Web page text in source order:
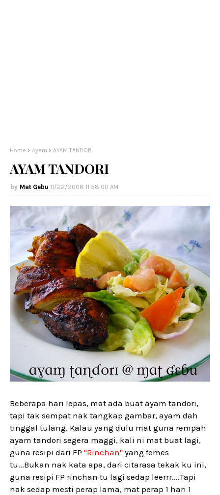
Home Ayam AYAM TANDORI
AYAM TANDORI
Mat Gebu 11/22/2008 11:58:00 AM
Beberapa hari lepas, mat ada buat ayam tandori,
tapi tak sempat nak tangkap gambar, ayam dah
tinggal tulang. Kalau yang dulu mat guna rempah
ayam tandori segera maggi, kali ni mat buat lagi,
guna resipi dari FP "Rinchan" yang femes
tu...Bukan nak kata apa, dari citarasa tekak ku ini,
guna resipi FP rinchan tu lagi sedap leerrr....Tapi
nak sedap mesti perap lama, mat perap 1 hari 1